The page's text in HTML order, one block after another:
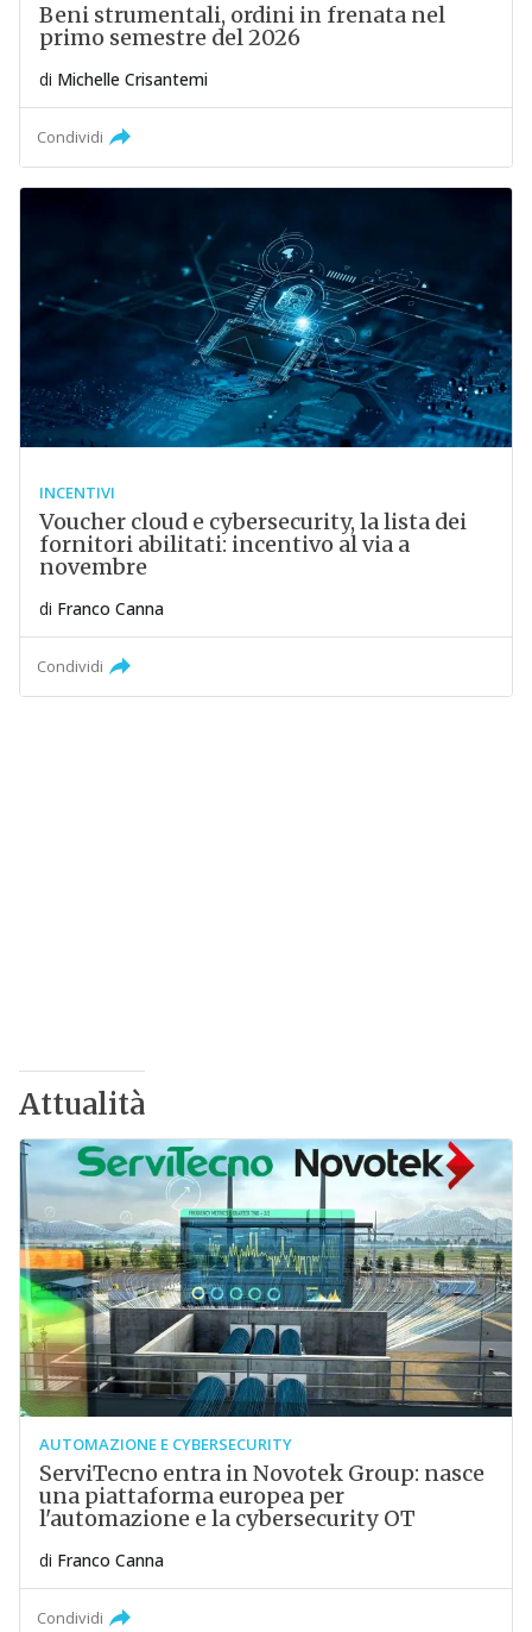
Beni strumentali, ordini in frenata nel
primo semestre del 2026
di Michelle Crisantemi
Condividi
INCENTIVI
Voucher cloud e cybersecurity, la lista dei
fornitori abilitati: incentivo al via a
novembre
di Franco Canna
Condividi
Attualità
AUTOMAZIONE E CYBERSECURITY
ServiTecno entra in Novotek Group: nasce
una piattaforma europea per
l'automazione e la cybersecurity OT
di Franco Canna
Condividi